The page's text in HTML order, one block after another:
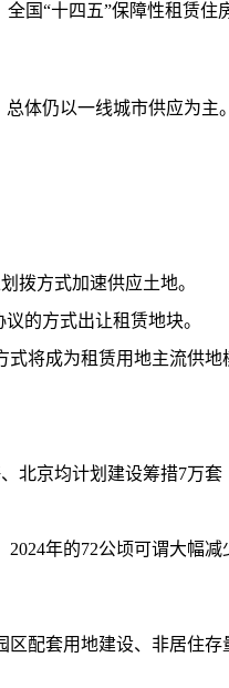
“十四五”保障性租赁住
仍以一线城市供应为主
拨方式加速供应土地。
的方式出让租赁地块。
将成为租赁用地主流供地
京均计划建设筹措7万套
年的72公顷可谓大幅
套用地建设、非居住存